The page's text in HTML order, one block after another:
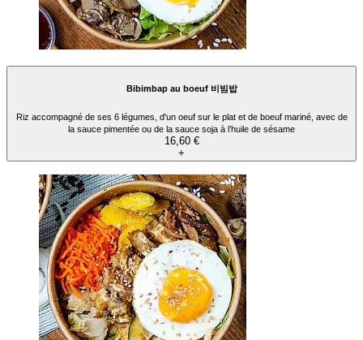
Bibimbap au boeuf 비빔밥
Riz accompagné de ses 6 légumes, d'un oeuf sur le plat et de boeuf mariné, avec de
la sauce pimentée ou de la sauce soja à l’huile de sésame
16,60 €
+